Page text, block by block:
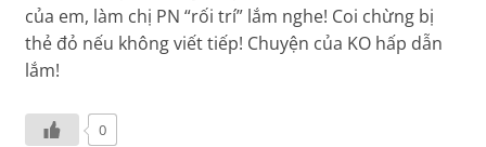
của em, làm chị PN “rối trí” lắm nghe! Coi chừng bị
thẻ đỏ nếu không viết tiếp! Chuyện của KO hấp dẫn
lắm!
0